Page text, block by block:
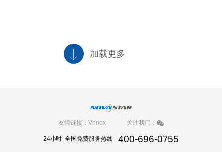
加载更多
友情链接：Vnnox 关注我们：
24小时 全国免费服务热线 400-696-0755